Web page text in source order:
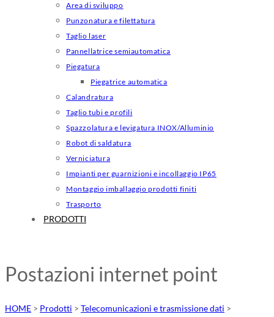
Area di sviluppo
Punzonatura e filettatura
Taglio laser
Pannellatrice semiautomatica
Piegatura
Piegatrice automatica
Calandratura
Taglio tubi e profili
Spazzolatura e levigatura INOX/Alluminio
Robot di saldatura
Verniciatura
Impianti per guarnizioni e incollaggio IP65
Montaggio imballaggio prodotti finiti
Trasporto
PRODOTTI
Postazioni internet point
HOME > Prodotti > Telecomunicazioni e trasmissione dati >